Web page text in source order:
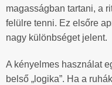
magasságban tartani, a
felülre tenni. Ez elsőre
nagy különbséget jelent.
A kényelmes használat
belső „logika”. Ha a